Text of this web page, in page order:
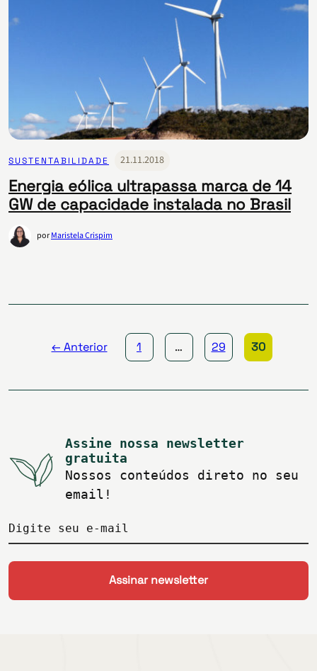
SUSTENTABILIDADE 21.11.2018
Energia eólica ultrapassa marca de 14
GW de capacidade instalada no Brasil
porMaristela Crispim
de
← Anterior 1 … 29 30
Assine nossa newsletter
gratuita
Nossos conteúdos direto no seu
email!
Digite seu e-mail